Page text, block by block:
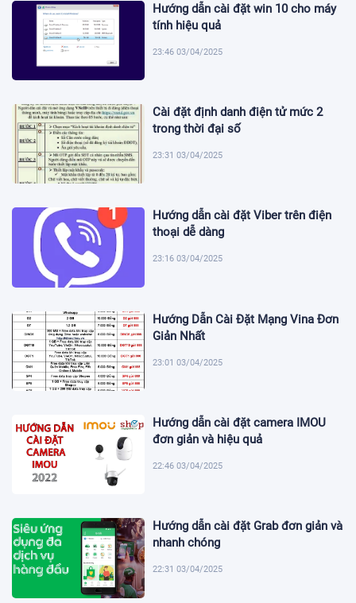
Hướng dẫn cài đặt win 10 cho máy
tính hiệu quả
23:46 03/04/2025
Cài đặt định danh điện tử mức 2
trong thời đại số
23:31 03/04/2025
Hướng dẫn cài đặt Viber trên điện
thoại dễ dàng
23:16 03/04/2025
Hướng Dẫn Cài Đặt Mạng Vina Đơn
Giản Nhất
23:01 03/04/2025
Hướng dẫn cài đặt camera IMOU
đơn giản và hiệu quả
22:46 03/04/2025
Hướng dẫn cài đặt Grab đơn giản và
nhanh chóng
22:31 03/04/2025